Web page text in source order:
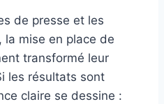
de presse et les
la mise en place de
transformé leur
les résultats sont
claire se dessine :